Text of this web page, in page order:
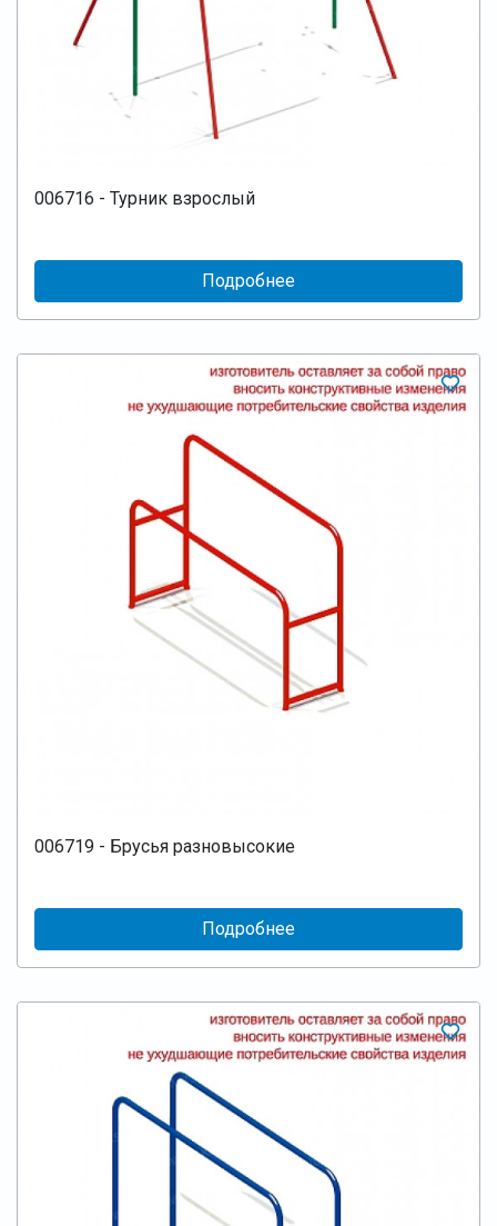
006716 - Турник взрослый
Подробнее
006719 - Брусья разновысокие
Подробнее